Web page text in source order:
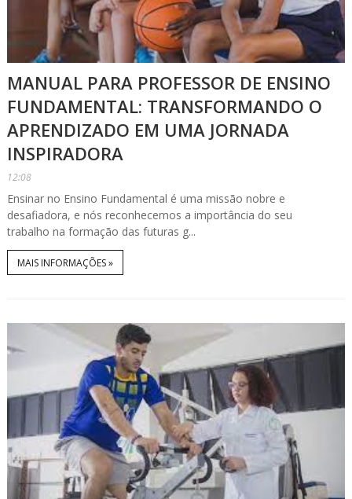
MANUAL PARA PROFESSOR DE ENSINO
FUNDAMENTAL: TRANSFORMANDO O
APRENDIZADO EM UMA JORNADA
INSPIRADORA
12:08
Ensinar no Ensino Fundamental é uma missão nobre e
desafiadora, e nós reconhecemos a importância do seu
trabalho na formação das futuras g...
MAIS INFORMAÇÕES »